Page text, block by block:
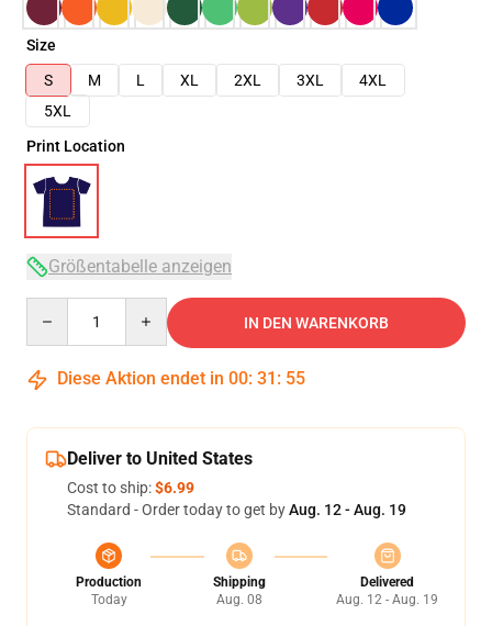
Size
S
M L XL 2XL 3XL
4XL
5XL
Print Location
Größentabelle anzeigen
IN DEN WARENKORB
Diese Aktion endet in 00: 31 : 54
Deliver to United States
Cost to ship:$6.99
Standard - Order today to get byAug. 12 - Aug. 19
Production
Today
Shipping
Aug. 08
Delivered
Aug. 12 - Aug. 19